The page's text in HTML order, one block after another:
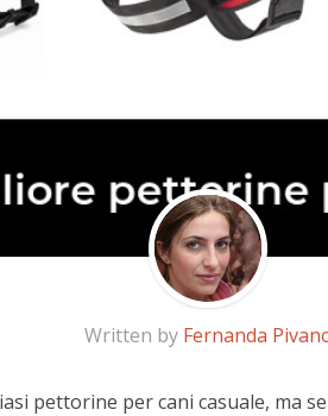
Written by Fernanda
pettorine per cani casuale, ma